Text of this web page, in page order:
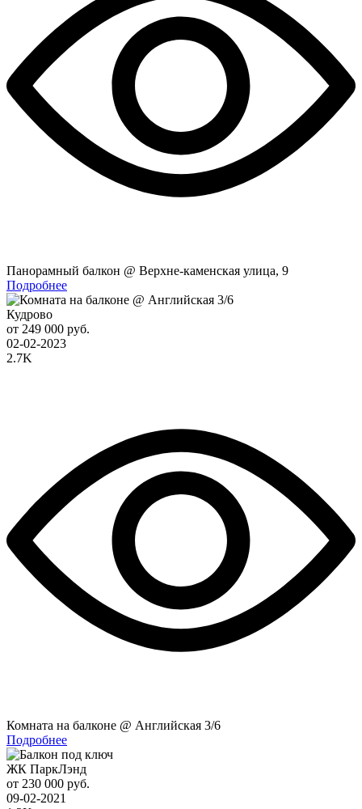
Панорамный балкон @ Верхне-каменская улица, 9
Подробнее
Кудрово
от 249 000 руб.
02-02-2023
2.7K
Комната на балконе @ Английская 3/6
Подробнее
ЖК ПаркЛэнд
от 230 000 руб.
09-02-2021